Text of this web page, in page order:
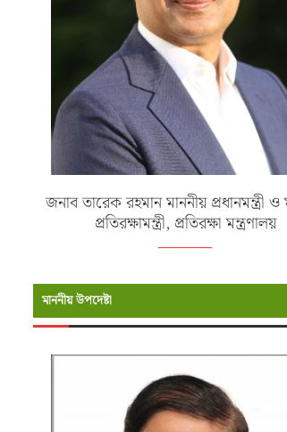
জনাব তারেক রহমান মাননীয় প্রধানমন্ত্রী ও
প্রতিরক্ষামন্ত্রী, প্রতিরক্ষা মন্ত্রণালয়
মাননীয় উপদেষ্টা